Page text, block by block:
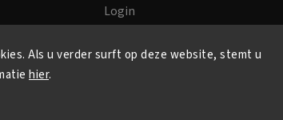
Als u verder surft op deze website, stemt u
hier.
Login